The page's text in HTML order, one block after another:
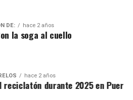
DE: hace 2 años
la soga al cuello
hace 2 años
durante 2025 en Puerto